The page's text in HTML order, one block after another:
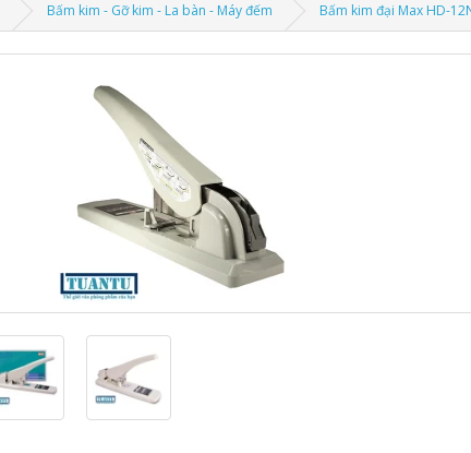
Bấm kim - Gỡ kim - La bàn - Máy đếm Bấm kim đại Max HD-